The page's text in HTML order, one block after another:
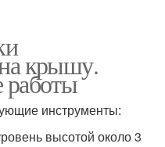
крышу.
работы
инструменты:
высотой около 3